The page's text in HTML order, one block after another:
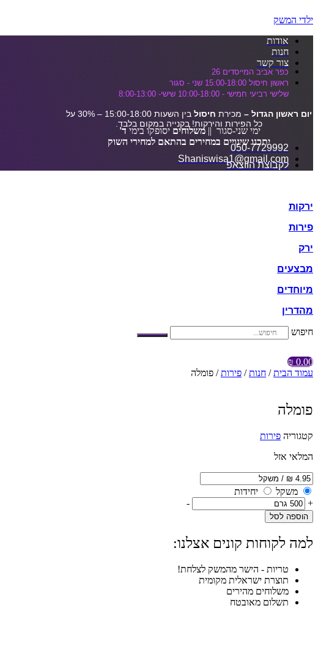
ילדי המשק
אודות
חנות
צור קשר
כפר אביב המייסדים 26
ראשון חיסול 15:00-18:00 שני - סגור
שלישי רביעי חמישי - 10:00-18:00 שישי- 8:00-13:00
יום ראשון הגדול – מכירת חיסול
בין השעות 15:00-18:00 – 30% על
כל הפירות והירקות! בקנייה במקום בלבד.
ימי שני-סגור || משלוחים יסופקו בימי ד'
יתכנו שינויים במחירים בהתאם למחירי השוק
050-7729992
Shaniswisa1@gmail.com
לקבוצת הווצאפ
ירקות
פירות
ירק
מבצעים
מיוחדים
מהדרין
חיפוש
0.00
₪
עמוד הבית/ חנות/ פירות/ פומלה
פומלה
קטגוריה פירות
המלאי אזל
משקל
יחידות
+
-
הוספה לסל
למה לקוחות קונים אצלנו:
טריות - הישר מהמשק לצלחת!
תוצרת ישראלית מקומית
משלוחים מהירים
תשלום מאובטח